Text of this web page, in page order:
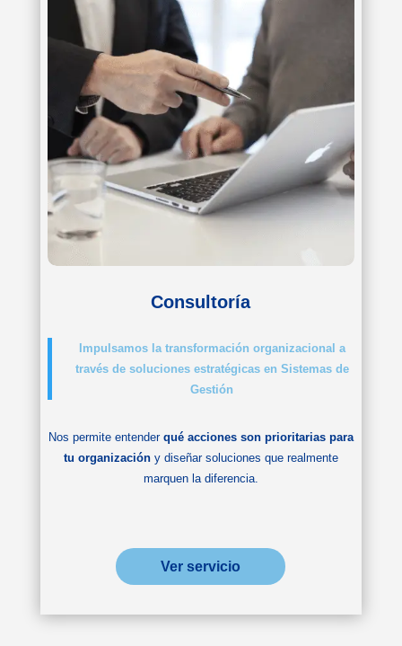
Consultoría
Impulsamos la transformación organizacional a
través de soluciones estratégicas en Sistemas de
Gestión
Nos permite entender qué acciones son prioritarias para
tu organizacióny diseñar soluciones que realmente
marquen la diferencia.
Ver servicio